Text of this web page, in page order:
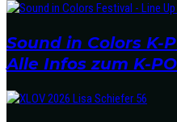
Sound in Colors K-
Alle Infos zum K-